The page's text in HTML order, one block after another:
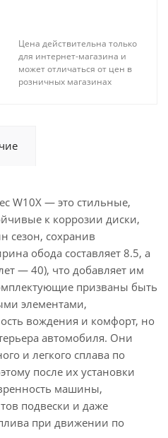
Цена действительна только
для интернет-магазина и
может отличаться от цен в
розничных магазинах
W10X — это стильные,
к коррозии диски,
сезон, сохранив
обода составляет 8.5, а
— 40), что добавляет им
призваны быть
элементами,
вождения и комфорт, но
автомобиля. Они
и легкого сплава по
после их установки
машины,
подвески и даже
при движении по